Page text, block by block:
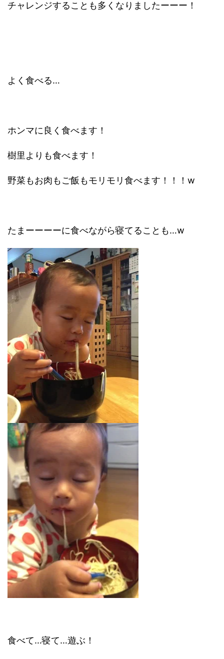
チャレンジすることも多くなりましたーーー！
よく食べる…
ホンマに良く食べます！
樹里よりも食べます！
野菜もお肉もご飯もモリモリ食べます！！！w
たまーーーーに食べながら寝てることも…w
食べて…寝て…遊ぶ！